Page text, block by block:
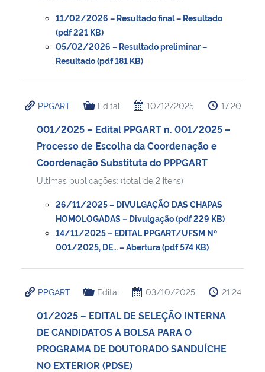
11/02/2026 – Resultado final – Resultado
(pdf 221 KB)
05/02/2026 – Resultado preliminar –
Resultado (pdf 181 KB)
PPGART Edital 10/12/2025 17:20
001/2025 – Edital PPGART n. 001/2025 –
Processo de Escolha da Coordenação e
Coordenação Substituta do PPPGART
Ultimas publicações: (total de 2 itens)
26/11/2025 – DIVULGAÇÃO DAS CHAPAS
HOMOLOGADAS – Divulgação (pdf 229 KB)
14/11/2025 – EDITAL PPGART/UFSM Nº
001/2025, DE… – Abertura (pdf 574 KB)
PPGART Edital 03/10/2025 21:24
01/2025 – EDITAL DE SELEÇÃO INTERNA
DE CANDIDATOS A BOLSA PARA O
PROGRAMA DE DOUTORADO SANDUÍCHE
NO EXTERIOR (PDSE)